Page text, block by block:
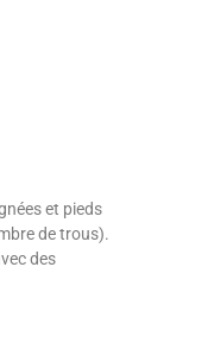
et pieds
de trous).
des